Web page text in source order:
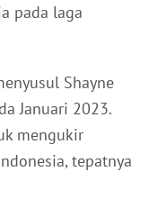
pada laga
Shayne
Januari 2023.
mengukir
tepatnya